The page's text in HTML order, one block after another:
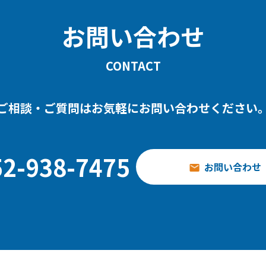
お問い合わせ
CONTACT
相談・ご質問はお気軽にお問い合わせください
938-7475 お問い合わせ